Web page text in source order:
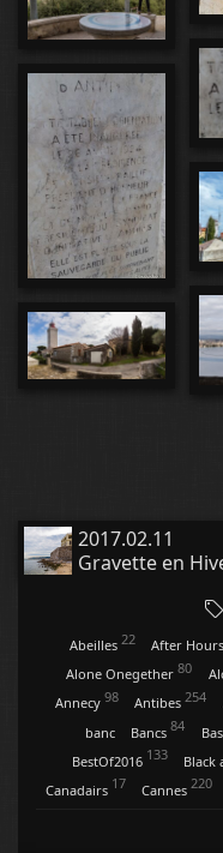
2017.02.11
Gravette en
Abeilles 22 After
Alone Onegether 80
Annecy 98 Antibes 254
banc
Bancs 84
BestOf2016 133 Black
Canadairs 17 Cannes 220